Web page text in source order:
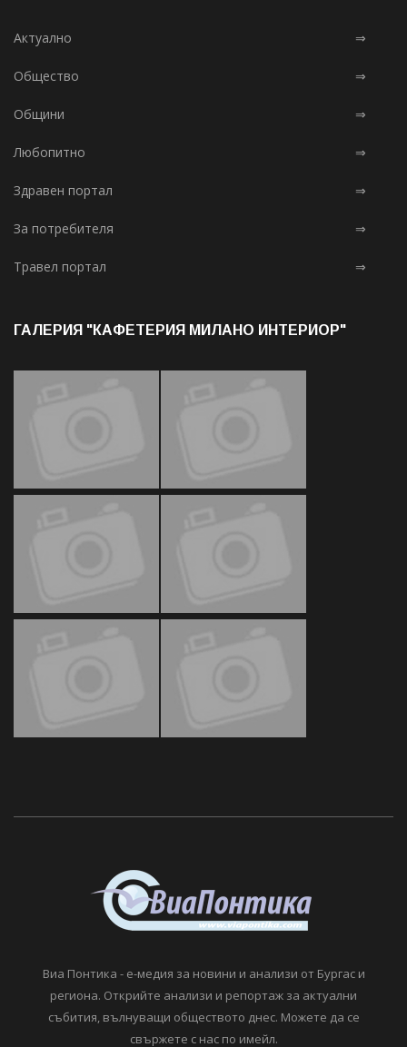
Актуално ⇒
Общество ⇒
Общини ⇒
Любопитно ⇒
Здравен портал ⇒
За потребителя ⇒
Травел портал ⇒
ГАЛЕРИЯ "КАФЕТЕРИЯ МИЛАНО ИНТЕРИОР"
Виа Понтика - е-медия за новини и анализи от Бургас и
региона. Открийте анализи и репортаж за актуални
събития, вълнуващи обществото днес. Можете да се
свържете с нас по имейл.